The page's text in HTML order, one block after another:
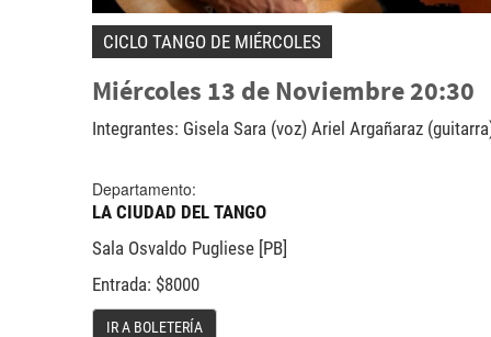
CICLO TANGO DE MIÉRCOLES
Miércoles 13 de Noviembre 20:30
Integrantes: Gisela Sara (voz) Ariel Argañaraz
Departamento:
LA CIUDAD DEL TANGO
Sala Osvaldo Pugliese [PB]
Entrada: $8000
IR A BOLETERÍA